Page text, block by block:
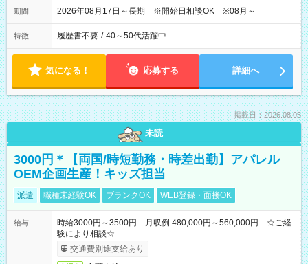
期間 2026年08月17日～長期 ※開始日相談OK ※08月～
特徴 履歴書不要 / 40～50代活躍中
気になる！ 応募する 詳細へ
掲載日：2026.08.05
未読
3000円＊【両国/時短勤務・時差出勤】アパレル
OEM企画生産！キッズ担当
派遣 職種未経験OK ブランクOK WEB登録・面接OK
給与
時給3000円～3500円 月収例 480,000円～560,000円 ☆ご経
験により相談☆
交通費別途支給あり